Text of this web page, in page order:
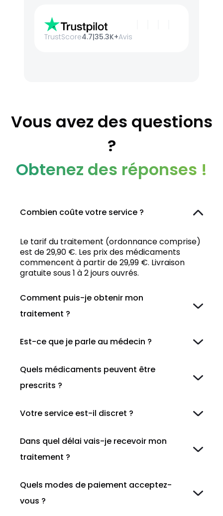
TrustScore4.7|35.3K+Avis
Vous avez des questions
?
Obtenez des réponses !
Combien coûte votre service ?
Le tarif du traitement (ordonnance comprise)
est de 29,90 €. Les prix des médicaments
commencent à partir de 29,99 €. Livraison
gratuite sous 1 à 2 jours ouvrés.
Comment puis-je obtenir mon
traitement ?
Est-ce que je parle au médecin ?
Quels médicaments peuvent être
prescrits ?
Votre service est-il discret ?
Dans quel délai vais-je recevoir mon
traitement ?
Quels modes de paiement acceptez-
vous ?